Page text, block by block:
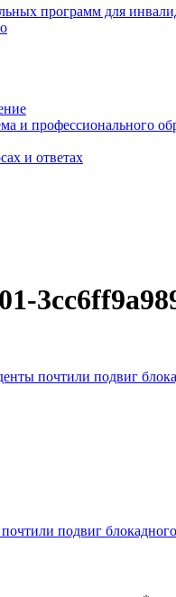
программ для
и профессионального
и ответах
почтили подвиг
подвиг